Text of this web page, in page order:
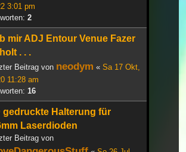
3:01 pm
2
mir ADJ Entour Venue Fazer
. . .
Beitrag von neodym « Sa 17 Okt,
11:28 am
16
gedruckte Halterung für
Laserdioden
Beitrag von